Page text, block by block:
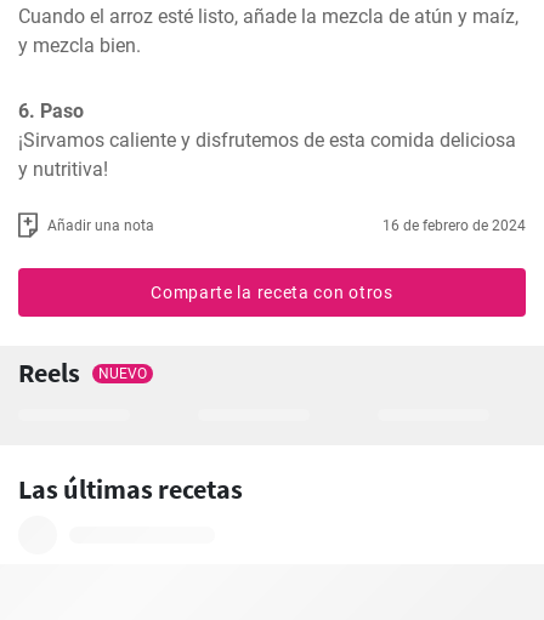
Cuando el arroz esté listo, añade la mezcla de atún y maíz,
y mezcla bien.
6. Paso
¡Sirvamos caliente y disfrutemos de esta comida deliciosa
y nutritiva!
Añadir una nota 16 de febrero de 2024
Comparte la receta con otros
Reels NUEVO
Las últimas recetas